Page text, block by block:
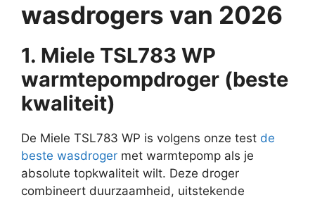
wasdrogers van 2026
1. Miele TSL783 WP
warmtepompdroger (beste
kwaliteit)
De Miele TSL783 WP is volgens onze test de
beste wasdroger met warmtepomp als je
absolute topkwaliteit wilt. Deze droger
combineert duurzaamheid, uitstekende